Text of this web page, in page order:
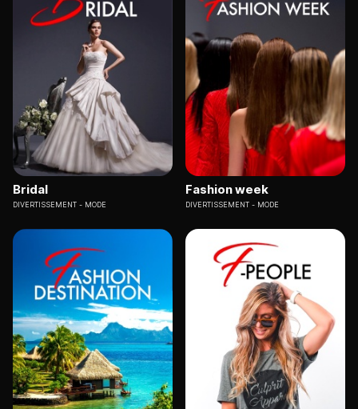
Bridal
DIVERTISSEMENT MODE
Fashion week
DIVERTISSEMENT MODE